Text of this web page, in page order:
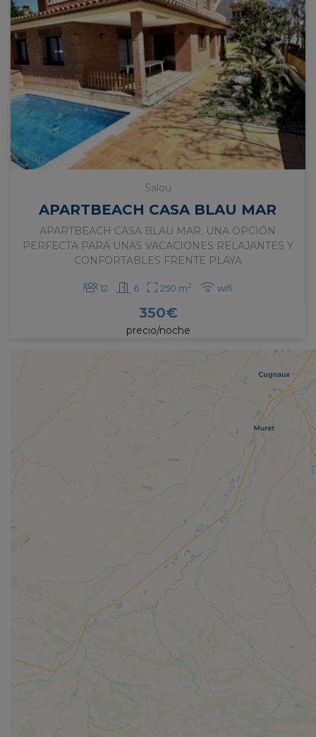
Salou
APARTBEACH CASA BLAU MAR
APARTBEACH CASA BLAU MAR: UNA OPCIÓN
PERFECTA PARA UNAS VACACIONES RELAJANTES Y
CONFORTABLES FRENTE PLAYA
12 6 250 m2 wifi
350€
precio/noche
para elaborar estadísticas sobre el tráfico y
volumen de visitas del sitio web.